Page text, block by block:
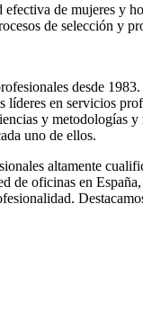
de mujeres y
de selección y
desde
en servicios
y metodologías y
uno de ellos.
altamente
de oficinas en